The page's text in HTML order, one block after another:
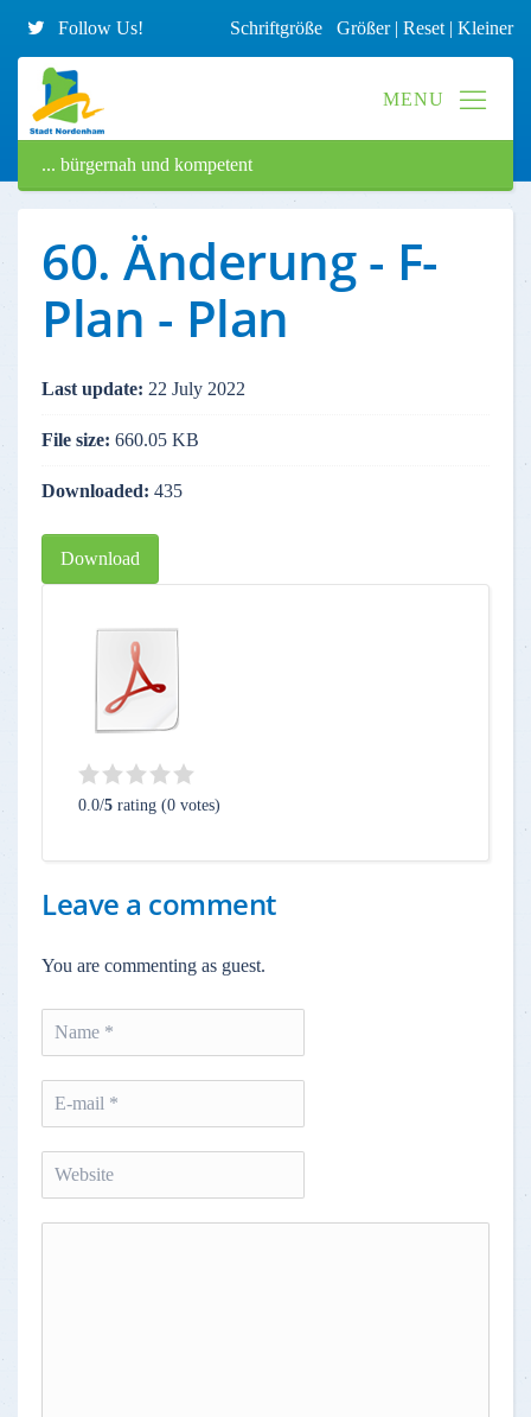
Follow Us! Schriftgröße Größer| Reset | Kleiner
... bürgernah und kompetent
60. Änderung - F-
Plan - Plan
Last update: 22 July 2022
File size: 660.05 KB
Downloaded: 435
Download
0.0/5 rating (0 votes)
Leave a comment
You are commenting as guest.